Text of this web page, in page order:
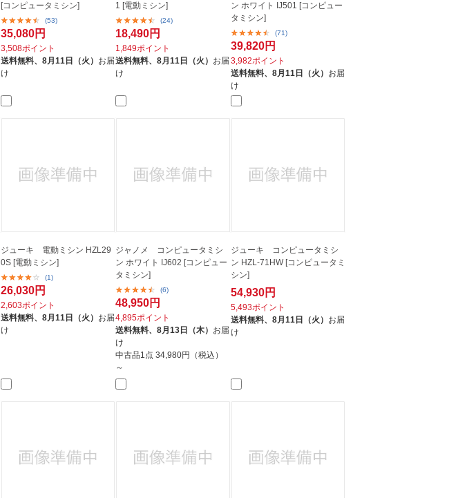
[コンピュータミシン]
(53)
35,080円
3,508ポイント
送料無料、 8月11日（火） お届
け
1 [電動ミシン]
(24)
18,490円
1,849ポイント
送料無料、8月11日（火） お届
け
ン ホワイト IJ501 [コンピュー
タミシン]
(71)
39,820円
3,982ポイント
送料無料、 8月11日（火） お届
け
ジューキ 電動ミシン HZL29
0S [電動ミシン]
(1)
26,030円
2,603ポイント
送料無料、 8月11日（火） お届
け
ジャノメ コンピュータミシ
ン ホワイト IJ602 [コンピュー
タミシン]
(6)
48,950円
4,895ポイント
送料無料、8月13日（木） お届
け
中古品1点34,980円（税込）
～
ジューキ コンピュータミシ
ン HZL-71HW [コンピュータミ
シン]
54,930円
5,493ポイント
送料無料、 8月11日（火） お届
け